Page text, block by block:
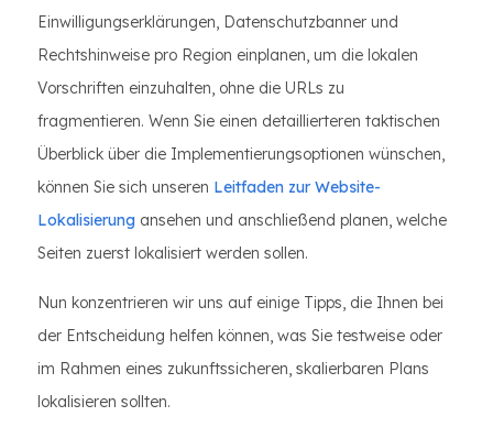
Einwilligungserklärungen, Datenschutzbanner und
Rechtshinweise pro Region einplanen, um die lokalen
Vorschriften einzuhalten, ohne die URLs zu
fragmentieren. Wenn Sie einen detaillierteren taktischen
Überblick über die Implementierungsoptionen wünschen,
können Sie sich unseren Leitfaden zur Website-
Lokalisierung ansehen und anschließend planen, welche
Seiten zuerst lokalisiert werden sollen.
Nun konzentrieren wir uns auf einige Tipps, die Ihnen bei
der Entscheidung helfen können, was Sie testweise oder
im Rahmen eines zukunftssicheren, skalierbaren Plans
lokalisieren sollten.